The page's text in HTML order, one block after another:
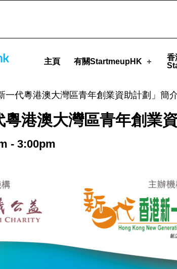
第三期新一代粵港澳大灣區青年創業資助計劃」簡介會 暨 創業支援工作坊 - StartmeupHK
STARTMEUPHK
主頁 有關StartmeupHK
香
一代粵港澳大灣區青年創業資助計劃」簡
粵港澳大灣區青年創業
- 3:00pm